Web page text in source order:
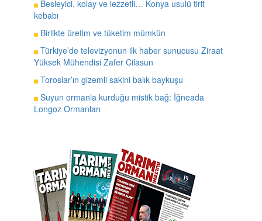
Besleyici, kolay ve lezzetli… Konya usulü tirit
kebabı
Birlikte üretim ve tüketim mümkün
Türkiye’de televizyonun ilk haber sunucusu Ziraat
Yüksek Mühendisi Zafer Cilasun
Toroslar’ın gizemli sakini balık baykuşu
Suyun ormanla kurduğu mistik bağ: İğneada
Longoz Ormanları